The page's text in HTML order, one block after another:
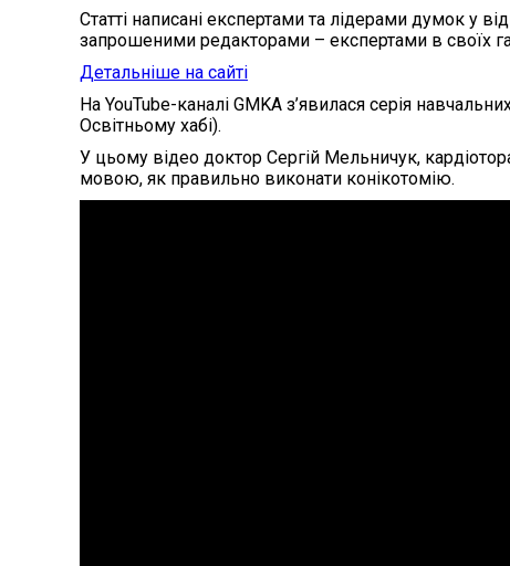
Статті написані експертами та лідерами думок у
запрошеними редакторами – експертами в своїх
Детальніше на сайті
На YouTube-каналі GMKA з’явилася серія
Освітньому хабі).
У цьому відео доктор Сергій Мельничук,
мовою, як правильно виконати конікотомію.